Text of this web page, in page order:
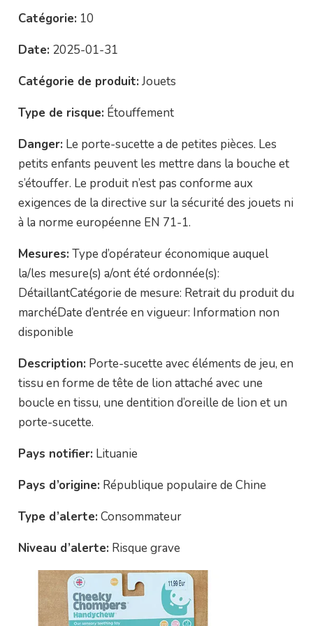
Catégorie: 10
Date: 2025-01-31
Catégorie de produit: Jouets
Type de risque: Étouffement
Danger: Le porte-sucette a de petites pièces. Les
petits enfants peuvent les mettre dans la bouche et
s’étouffer. Le produit n’est pas conforme aux
exigences de la directive sur la sécurité des jouets ni
à la norme européenne EN 71-1.
Mesures: Type d’opérateur économique auquel
la/les mesure(s) a/ont été ordonnée(s):
DétaillantCatégorie de mesure: Retrait du produit du
marchéDate d’entrée en vigueur: Information non
disponible
Description: Porte-sucette avec éléments de jeu, en
tissu en forme de tête de lion attaché avec une
boucle en tissu, une dentition d’oreille de lion et un
porte-sucette.
Pays notifier: Lituanie
Pays d’origine: République populaire de Chine
Type d’alerte: Consommateur
Niveau d’alerte: Risque grave